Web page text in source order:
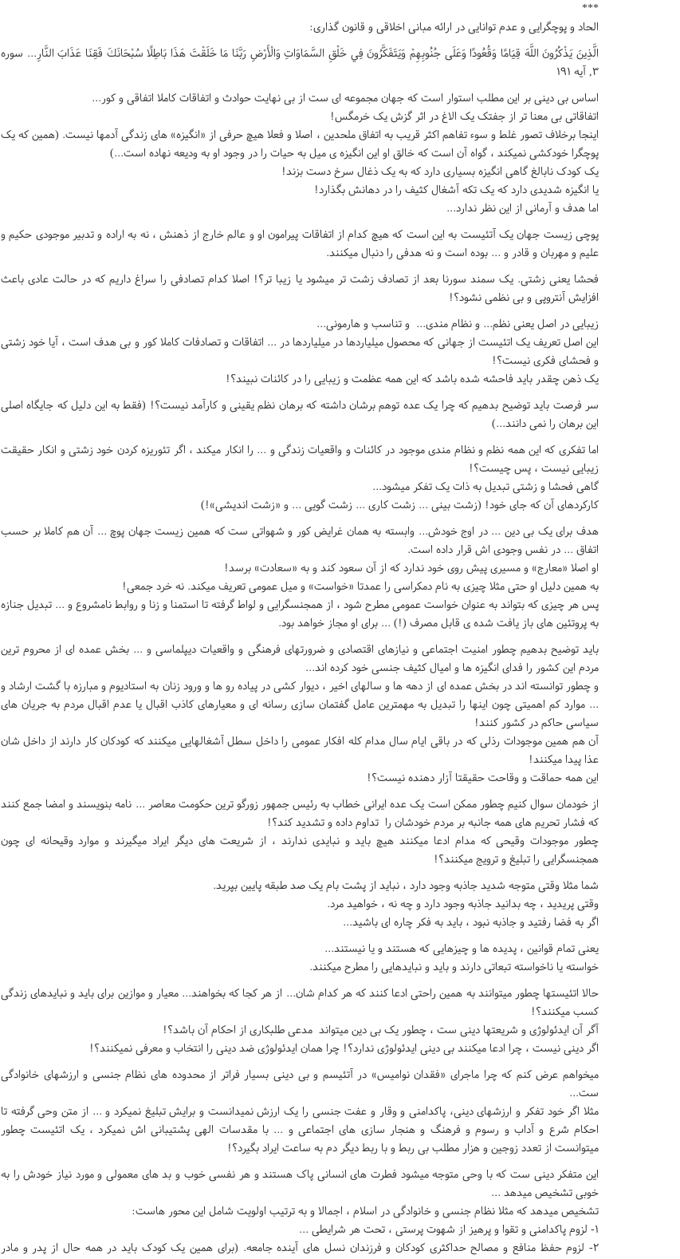
***
الحاد و پوچگرایی و عدم توانایی در ارائه مبانی اخلاقی و قانون گذاری:
الَّذِينَ يَذْكُرُونَ اللَّهَ قِيَامًا وَقُعُودًا وَعَلَى جُنُوبِهِمْ وَيَتَفَكَّرُونَ فِي خَلْقِ السَّمَاوَاتِ وَالْأَرْضِ رَبَّنَا مَا خَلَقْتَ هَذَا بَاطِلًا سُبْحَانَكَ فَقِنَا عَذَابَ النَّارِ... سوره
3, آیه 191
اساس بی دینی بر این مطلب استوار است که جهان مجموعه ای ست از بی نهایت حوادث و اتفاقات کاملا اتفاقی و کور...
اتفاقاتی بی معنا تر از جفتک یک الاغ در اثر گزش یک خرمگس!
اینجا برخلاف تصور غلط و سوء تفاهم اکثر قریب به اتفاق ملحدین ، اصلا و فعلا هیچ حرفی از «انگیزه» های زندگی آدمها نیست. (همین که یک
پوچگرا خودکشی نمیکند ، گواه آن است که خالق او این انگیزه ی میل به حیات را در وجود او به ودیعه نهاده است...)
یک کودک نابالغ گاهی انگیزه بسیاری دارد که به یک ذغال سرخ دست بزند!
یا انگیزه شدیدی دارد که یک تکه آشغال کثیف را در دهانش بگذارد!
اما هدف و آرمانی از این نظر ندارد...
پوچی زیست جهان یک آتئیست به این است که هیچ کدام از اتفاقات پیرامون او و عالم خارج از ذهنش ، نه به اراده و تدبیر موجودی حکیم و
علیم و مهربان و قادر و ... بوده است و نه هدفی را دنبال میکنند.
فحشا یعنی زشتی. یک سمند سورنا بعد از تصادف زشت تر میشود یا زیبا تر؟! اصلا کدام تصادفی را سراغ داریم که در حالت عادی باعث
افزایش آنتروپی و بی نظمی نشود؟!
زیبایی در اصل یعنی نظم... و نظام مندی... و تناسب و هارمونی...
این اصل تعریف یک اتئیست از جهانی که محصول میلیاردها در میلیاردها در ... اتفاقات و تصادفات کاملا کور و بی هدف است ، آیا خود زشتی
و فحشای فکری نیست؟!
یک ذهن چقدر باید فاحشه شده باشد که این همه عظمت و زیبایی را در کائنات نبیند؟!
سر فرصت باید توضیح بدهیم که چرا یک عده توهم برشان داشته که برهان نظم یقینی و کارآمد نیست؟! (فقط به این دلیل که جایگاه اصلی
این برهان را نمی دانند...)
اما تفکری که این همه نظم و نظام مندی موجود در کائنات و واقعیات زندگی و ... را انکار میکند ، اگر تئوریزه کردن خود زشتی و انکار حقیقت
زیبایی نیست ، پس چیست؟!
گاهی فحشا و زشتی تبدیل به ذات یک تفکر میشود...
کارکردهای آن که جای خود! (زشت بینی ... زشت کاری ... زشت گویی ... و «زشت اندیشی»!)
هدف برای یک بی دین ... در اوج خودش... وابسته به همان غرایض کور و شهواتی ست که همین زیست جهان پوچ ... آن هم کاملا بر حسب
اتفاق ... در نفس وجودی اش قرار داده است.
او اصلا «معارج» و مسیری پیش روی خود ندارد که از آن سعود کند و به «سعادت» برسد!
به همین دلیل او حتی مثلا چیزی به نام دمکراسی را عمدتا «خواست» و میل عمومی تعریف میکند. نه خرد جمعی!
پس هر چیزی که بتواند به عنوان خواست عمومی مطرح شود ، از همجنسگرایی و لواط گرفته تا استمنا و زنا و روابط نامشروع و ... تبدیل جنازه
به پروتئین های باز یافت شده ی قابل مصرف (!) ... برای او مجاز خواهد بود.
باید توضیح بدهیم چطور امنیت اجتماعی و نیازهای اقتصادی و ضرورتهای فرهنگی و واقعیات دیپلماسی و ... بخش عمده ای از محروم ترین
مردم این کشور را فدای انگیزه ها و امیال کثیف جنسی خود کرده اند...
و چطور توانسته اند در بخش عمده ای از دهه ها و سالهای اخیر ، دیوار کشی در پیاده رو ها و ورود زنان به استادیوم و مبارزه با گشت ارشاد و
... موارد کم اهمیتی چون اینها را تبدیل به مهمترین عامل گفتمان سازی رسانه ای و معیارهای کاذب اقبال یا عدم اقبال مردم به جریان های
سیاسی حاکم در کشور کنند!
آن هم همین موجودات رذلی که در باقی ایام سال مدام کله افکار عمومی را داخل سطل آشغالهایی میکنند که کودکان کار دارند از داخل شان
عذا پیدا میکنند!
این همه حماقت و وقاحت حقیقتا آزار دهنده نیست؟!
از خودمان سوال کنیم چطور ممکن است یک عده ایرانی خطاب به رئیس جمهور زورگو ترین حکومت معاصر ... نامه بنویسند و امضا جمع کنند
که فشار تحریم های همه جانبه بر مردم خودشان را تداوم داده و تشدید کند؟!
چطور موجودات وقیحی که مدام ادعا میکنند هیچ باید و نبایدی ندارند ، از شریعت های دیگر ایراد میگیرند و موارد وقیحانه ای چون
همجنسگرایی را تبلیغ و ترویج میکنند؟!
شما مثلا وقتی متوجه شدید جاذبه وجود دارد ، نباید از پشت بام یک صد طبقه پایین بپرید.
وقتی پریدید ، چه بدانید جاذبه وجود دارد و چه نه ، خواهید مرد.
اگر به فضا رفتید و جاذبه نبود ، باید به فکر چاره ای باشید...
یعنی تمام قوانین ، پدیده ها و چیزهایی که هستند و یا نیستند...
خواسته یا ناخواسته تبعاتی دارند و باید و نبایدهایی را مطرح میکنند.
حالا اتئیستها چطور میتوانند به همین راحتی ادعا کنند که هر کدام شان... از هر کجا که بخواهند... معیار و موازین برای باید و نبایدهای زندگی
کسب میکنند؟!
آگر آن ایدئولوژی و شریعتها دینی ست ، چطور یک بی دین میتواند مدعی طلبکاری از احکام آن باشد؟!
اگر دینی نیست ، چرا ادعا میکنند بی دینی ایدئولوژی ندارد؟! چرا همان ایدئولوژی ضد دینی را انتخاب و معرفی نمیکنند؟!
میخواهم عرض کنم که چرا ماجرای «فقدان نوامیس» در آتئیسم و بی دینی بسیار فراتر از محدوده های نظام جنسی و ارزشهای خانوادگی
ست...
مثلا اگر خود تفکر و ارزشهای دینی، پاکدامنی و وقار و عفت جنسی را یک ارزش نمیدانست و برایش تبلیغ نمیکرد و ... از متن وحی گرفته تا
احکام شرع و آداب و رسوم و فرهنگ و هنجار سازی های اجتماعی و ... با مقدسات الهی پشتیبانی اش نمیکرد ، یک اتئیست چطور
میتوانست از تعدد زوجین و هزار مطلب بی ربط و با ربط دیگر دم به ساعت ایراد بگیرد؟!
این متفکر دینی ست که با وحی متوجه میشود فطرت های انسانی پاک هستند و هر نفسی خوب و بد های معمولی و مورد نیاز خودش را به
خوبی تشخیص میدهد ...
تشخیص میدهد که مثلا نظام جنسی و خانوادگی در اسلام ، اجمالا و به ترتیب اولویت شامل این محور هاست:
1- لزوم پاکدامنی و تقوا و پرهیز از شهوت پرستی ، تحت هر شرایطی ...
2- لزوم حفظ منافع و مصالح حداکثری کودکان و فرزندان نسل های آینده جامعه. (برای همین یک کودک باید در همه حال از پدر و مادر